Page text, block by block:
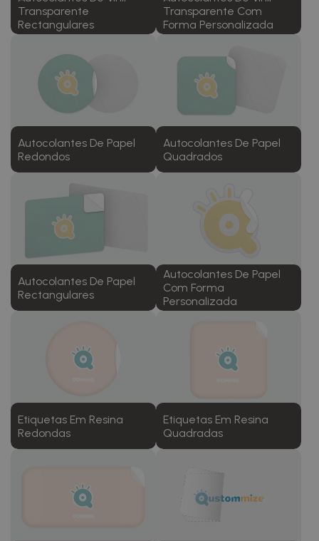
Transparente
Rectangulares
Transparente Com
Forma Personalizada
Autocolantes De Papel
Redondos
Autocolantes De Papel
Quadrados
Autocolantes De Papel
Rectangulares
Autocolantes De Papel
Com Forma
Personalizada
Etiquetas Em Resina
Redondas
Etiquetas Em Resina
Quadradas